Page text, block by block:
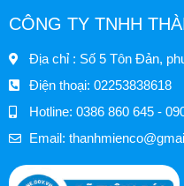
CÔNG TY TNHH
Địa chỉ : Số 5 Tôn Đản,
Điện thoại: 02253838618
Hotline: 0386 860 645 -
Email: